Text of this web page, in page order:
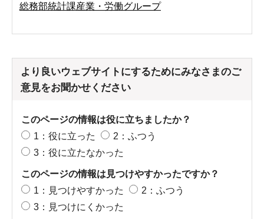
総務部統計課産業・労働グループ
より良いウェブサイトにするためにみなさまのご
意見をお聞かせください
このページの情報は役に立ちましたか？
1：役に立った
2：ふつう
3：役に立たなかった
このページの情報は見つけやすかったですか？
1：見つけやすかった
2：ふつう
3：見つけにくかった